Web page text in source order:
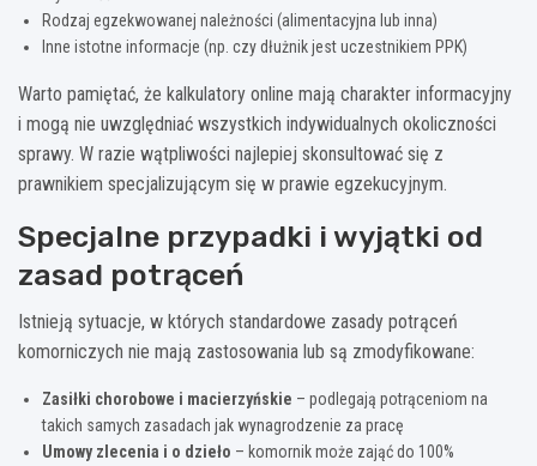
Rodzaj egzekwowanej należności (alimentacyjna lub inna)
Inne istotne informacje (np. czy dłużnik jest uczestnikiem PPK)
Warto pamiętać, że kalkulatory online mają charakter informacyjny
i mogą nie uwzględniać wszystkich indywidualnych okoliczności
sprawy. W razie wątpliwości najlepiej skonsultować się z
prawnikiem specjalizującym się w prawie egzekucyjnym.
Specjalne przypadki i wyjątki od
zasad potrąceń
Istnieją sytuacje, w których standardowe zasady potrąceń
komorniczych nie mają zastosowania lub są zmodyfikowane:
Zasiłki chorobowe i macierzyńskie – podlegają potrąceniom na
takich samych zasadach jak wynagrodzenie za pracę
Umowy zlecenia i o dzieło – komornik może zająć do 100%